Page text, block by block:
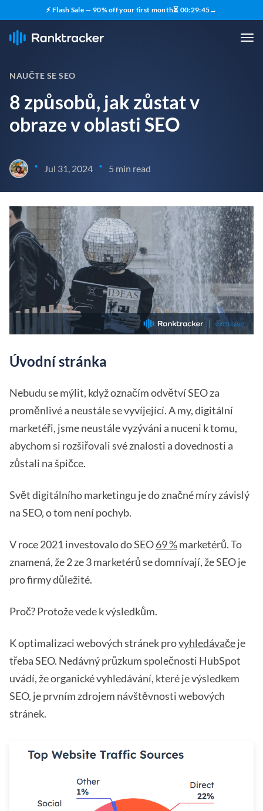
⚡ Flash Sale — 90% off your first month⏳ 00:29:44→
NAUČTE SE SEO
8 způsobů, jak zůstat v
obraze v oblasti SEO
• Jul 31, 2024 • 5 min read
Úvodní stránka
Nebudu se mýlit, když označím odvětví SEO za
proměnlivé a neustále se vyvíjející. A my, digitální
marketéři, jsme neustále vyzýváni a nuceni k tomu,
abychom si rozšiřovali své znalosti a dovednosti a
zůstali na špičce.
Svět digitálního marketingu je do značné míry závislý
na SEO, o tom není pochyb.
V roce 2021 investovalo do SEO69 %marketérů. To
znamená, že 2 ze 3 marketérů se domnívají, že SEO je
pro firmy důležité.
Proč? Protože vede k výsledkům.
K optimalizaci webových stránek provyhledávačeje
třeba SEO. Nedávný průzkum společnosti HubSpot
uvádí, že organické vyhledávání, které je výsledkem
SEO, je prvním zdrojem návštěvnosti webových
stránek.